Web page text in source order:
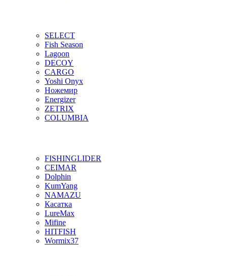
SELECT
Fish Season
Lagoon
DECOY
CARGO
Yoshi Onyx
Ножемир
Energizer
ZETRIX
COLUMBIA
FISHINGLIDER
CEIMAR
Dolphin
KumYang
NAMAZU
Касатка
LureMax
Mifine
HITFISH
Wormix37